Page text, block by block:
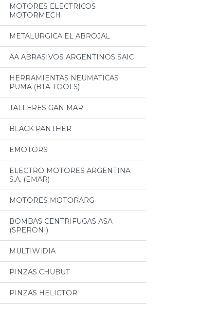
MOTORES ELECTRICOS
MOTORMECH
METALURGICA EL ABROJAL
AA ABRASIVOS ARGENTINOS SAIC
HERRAMIENTAS NEUMATICAS
PUMA (BTA TOOLS)
TALLERES GAN MAR
BLACK PANTHER
EMOTORS
ELECTRO MOTORES ARGENTINA
S.A. (EMAR)
MOTORES MOTORARG
BOMBAS CENTRIFUGAS ASA
(SPERONI)
MULTIWIDIA
PINZAS CHUBUT
PINZAS HELICTOR